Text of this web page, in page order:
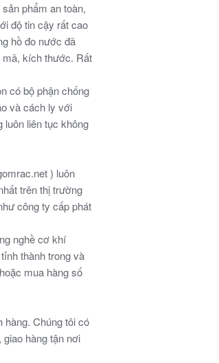
sản phẩm an toàn,
độ tin cậy rất cao
hồ đo nước đã
mã, kích thước. Rất
có bộ phận chống
và cách ly với
luôn liên tục không
) luôn
trên thị trường
công ty cấp phát
nghề cơ khí
thành trong và
mua hàng số
hàng. Chúng tôi có
hàng tận nơi